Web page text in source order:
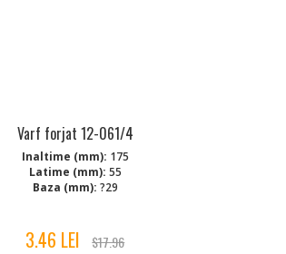
Varf forjat 12-061/4
Inaltime (mm): 175
Latime (mm): 55
Baza (mm): ?29
3.46 LEI
$17.96